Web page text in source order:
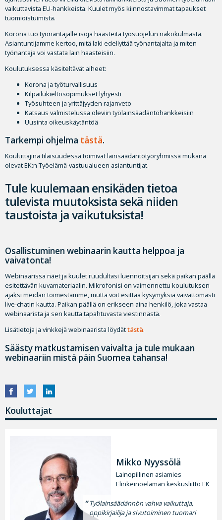
vaikuttavista EU-hankkeista. Kuulet myös kiinnostavimmat tapaukset
tuomioistuimista.
Korona tuo työnantajalle isoja haasteita työsuojelun näkökulmasta.
Asiantuntijamme kertoo, mitä laki edellyttää työnantajalta ja miten
työnantaja voi vastata lain haasteisiin.
Koulutuksessa käsiteltävät aiheet:
Korona ja työturvallisuus
Kilpailukieltosopimukset lyhyesti
Työsuhteen ja yrittäjyyden rajanveto
Katsaus valmistelussa oleviin työlainsäädäntöhankkeisiin
Uusinta oikeuskäytäntöä
Tarkempi ohjelma tästä.
Kouluttajina tilaisuudessa toimivat lainsäädäntötyöryhmissä mukana
olevat EK:n Työelämä-vastuualueen asiantuntijat.
Tule kuulemaan ensikäden tietoa
tulevista muutoksista sekä niiden
taustoista ja vaikutuksista!
Osallistuminen webinaarin kautta helppoa ja
vaivatonta!
Webinaarissa näet ja kuulet ruudultasi luennoitsijan sekä paikan päällä
esitettävän kuvamateriaalin. Mikrofonisi on vaimennettu koulutuksen
ajaksi meidän toimestamme, mutta voit esittää kysymyksiä vaivattomasti
live-chatin kautta. Paikan päällä on erikseen aina henkilö, joka vastaa
webinaarista ja sen kautta tapahtuvasta viestinnästä.
Lisätietoja ja vinkkejä webinaarista löydättästä.
Säästy matkustamisen vaivalta ja tule mukaan
webinaariin mistä päin Suomea tahansa!
Kouluttajat
Mikko Nyyssölä
Lainopillinen asiamies
Elinkeinoelämän keskusliitto EK
Työlainsäädännön vahva vaikuttaja,
oppikirjailija ja sivutoiminen tuomari